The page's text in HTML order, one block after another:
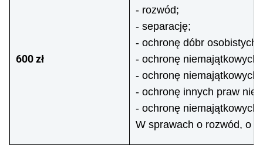
600 zł
- rozwód;
- separację;
- ochronę dóbr osobistych;
- ochronę niemajątkowych
- ochronę niemajątkowych
- ochronę innych praw
- ochronę
W sprawach o rozwód, o